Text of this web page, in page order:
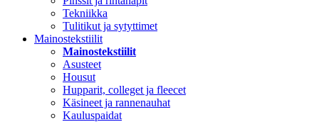
Tekniikka
Tulitikut ja sytyttimet
Mainostekstiilit
Mainostekstiilit
Asusteet
Housut
Hupparit, colleget ja fleecet
Käsineet ja rannenauhat
Kauluspaidat